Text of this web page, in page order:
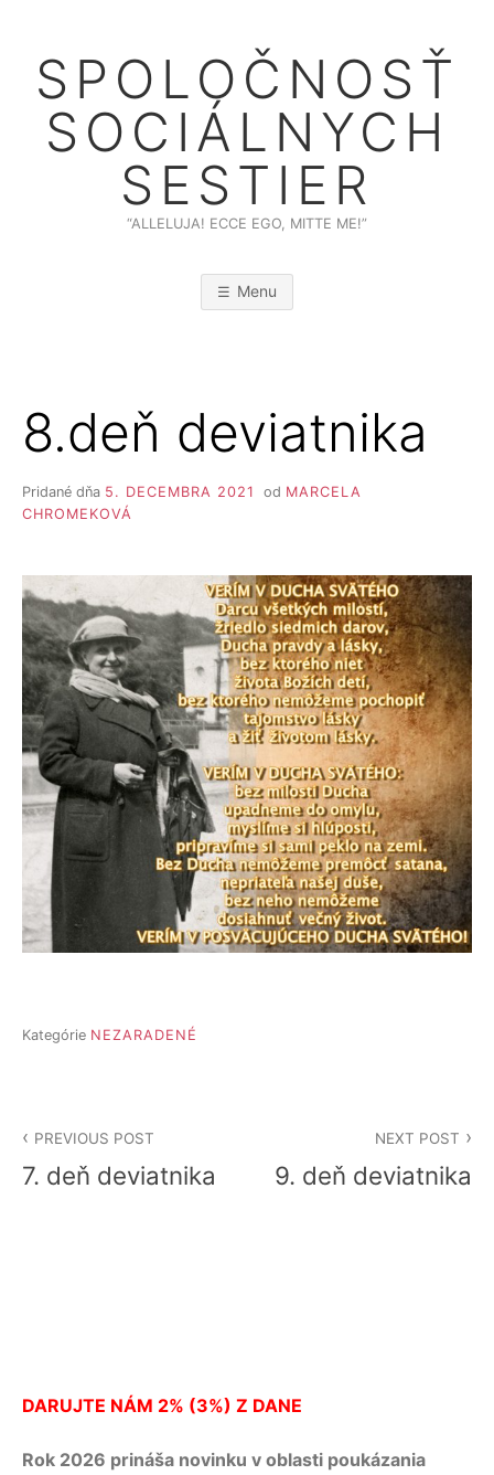
contentSPOLOČNOSŤ
SOCIÁLNYCH
SESTIER
“ALLELUJA! ECCE EGO, MITTE ME!”
Menu
8.deň deviatnika
Pridané dňa 5. DECEMBRA 2021 od MARCELA
CHROMEKOVÁ
Kategórie NEZARADENÉ
v
PREVIOUS POST
7. deň deviatnika
NEXT POST
9. deň deviatnika
DARUJTE NÁM 2% (3%) Z DANE
Rok 2026 prináša novinku v oblasti poukázania